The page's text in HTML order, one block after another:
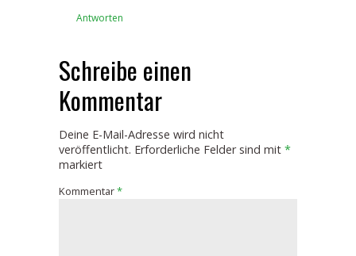
Antworten
Schreibe einen
Kommentar
Deine E-Mail-Adresse wird nicht
veröffentlicht. Erforderliche Felder sind mit *
markiert
Kommentar*